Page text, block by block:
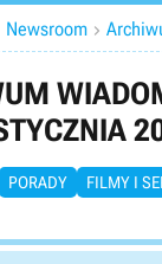
Newsroom 
PORADY FILMY I